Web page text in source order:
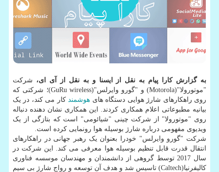
به گزارش کارا پیام به نقل از ایسنا و به نقل از آی ای، شرکت
"موتورولا"(Motorola) و "گورو وایرلس"(GuRu wireless)؛ شرکتی که
روی راهکارهای شارژ هوایی دستگاه های هوشمندکار می کند، در یک
بیانیه مطبوعاتی اعلام همکاری کردند. این همکاری نشان دهنده دنباله
روی "موتورولا" از شرکت چینی "شیائومی" است که بتازگی از یک
ویدیوی مفهومی درباره شارژ بوسیله هوا رونمایی کرده است.
شرکت "گورو وایرلس" خودرا بعنوان یک رهبر جهانی در راهکارهای
انتقال قدرت قابل تنظیم بوسیله هوا معرفی می کند. این شرکت در
سال 2017 توسط گروهی از دانشمندان و مهندسان موسسه فناوری
کالیفرنیا(Caltech) تاسیس شد و هدف آن توسعه و رواج شارژ بی سیم